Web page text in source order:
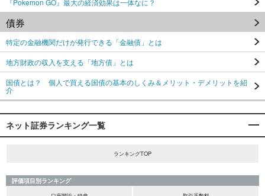
債券
特定の金融機関だけが発行できる「金融債」とは
地方財政の収入を支える「地方債」とは
国債とは？ 個人で買える国債の基本のしくみ＆メリット・デメリットを紹
介
ネット証券ランキング一覧
ランキングTOP
評価項目別ランキング